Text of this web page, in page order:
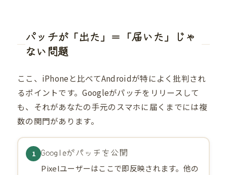
パッチが「出た」＝「届いた」じゃ
ない問題
ここ、iPhoneと比べてAndroidが特によく批判され
るポイントです。Googleがパッチをリリースして
も、それがあなたの手元のスマホに届くまでには複
数の関門があります。
1 Googleがパッチを公開
Pixelユーザーはここで即反映されます。他の